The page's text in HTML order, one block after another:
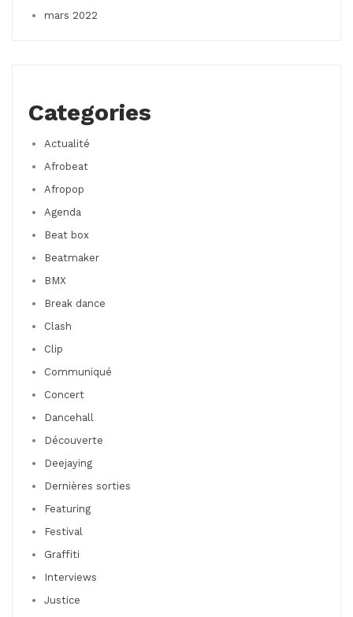
mars 2022
Categories
Actualité
Afrobeat
Afropop
Agenda
Beat box
Beatmaker
BMX
Break dance
Clash
Clip
Communiqué
Concert
Dancehall
Découverte
Deejaying
Dernières sorties
Featuring
Festival
Graffiti
Interviews
Justice